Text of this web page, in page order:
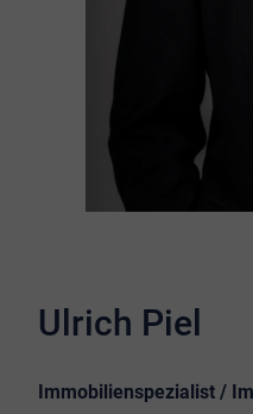
Ulrich Piel
Immobilienspezialist /